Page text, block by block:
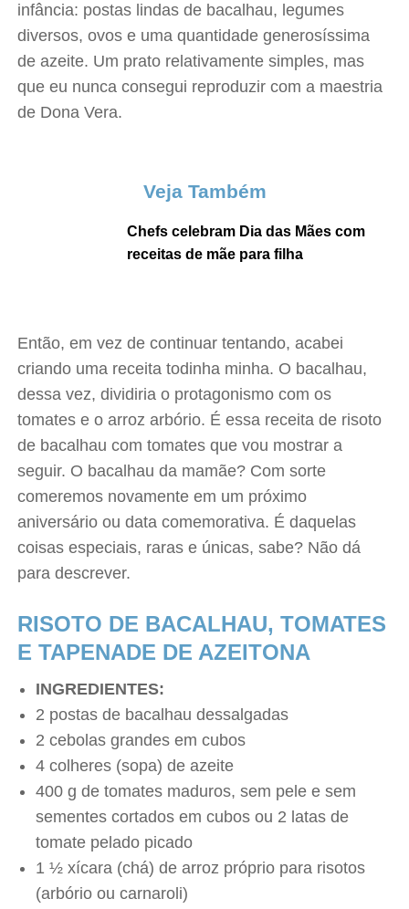
infância: postas lindas de bacalhau, legumes
diversos, ovos e uma quantidade generosíssima
de azeite. Um prato relativamente simples, mas
que eu nunca consegui reproduzir com a maestria
de Dona Vera.
Veja Também
Chefs celebram Dia das Mães com
receitas de mãe para filha
Então, em vez de continuar tentando, acabei
criando uma receita todinha minha. O bacalhau,
dessa vez, dividiria o protagonismo com os
tomates e o arroz arbório. É essa receita de risoto
de bacalhau com tomates que vou mostrar a
seguir. O bacalhau da mamãe? Com sorte
comeremos novamente em um próximo
aniversário ou data comemorativa. É daquelas
coisas especiais, raras e únicas, sabe? Não dá
para descrever.
RISOTO DE BACALHAU, TOMATES
E TAPENADE DE AZEITONA
INGREDIENTES:
2 postas de bacalhau dessalgadas
2 cebolas grandes em cubos
4 colheres (sopa) de azeite
400 g de tomates maduros, sem pele e sem
sementes cortados em cubos ou 2 latas de
tomate pelado picado
1 ½ xícara (chá) de arroz próprio para risotos
(arbório ou carnaroli)